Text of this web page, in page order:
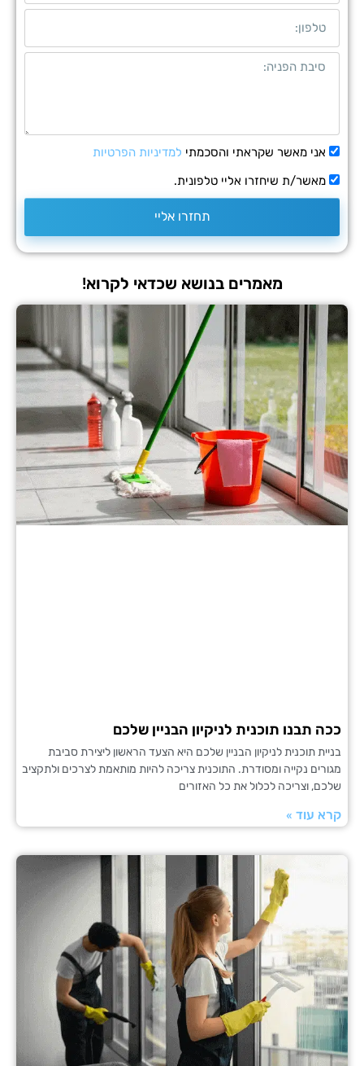
מאשר שקראתי והסכמתי למדיניות הפרטיות
ת שיחזרו אליי טלפונית.
תחזרו אליי
מאמרים בנושא שכדאי לקרוא!
תוכנית לניקיון הבניין שלכם
תוכנית לניקיון הבניין שלכם היא הצעד הראשון ליצירת סביבת
נקייה ומסודרת. התוכנית צריכה להיות מותאמת לצרכים ולתקציב
וצריכה לכלול את כל האזורים
»